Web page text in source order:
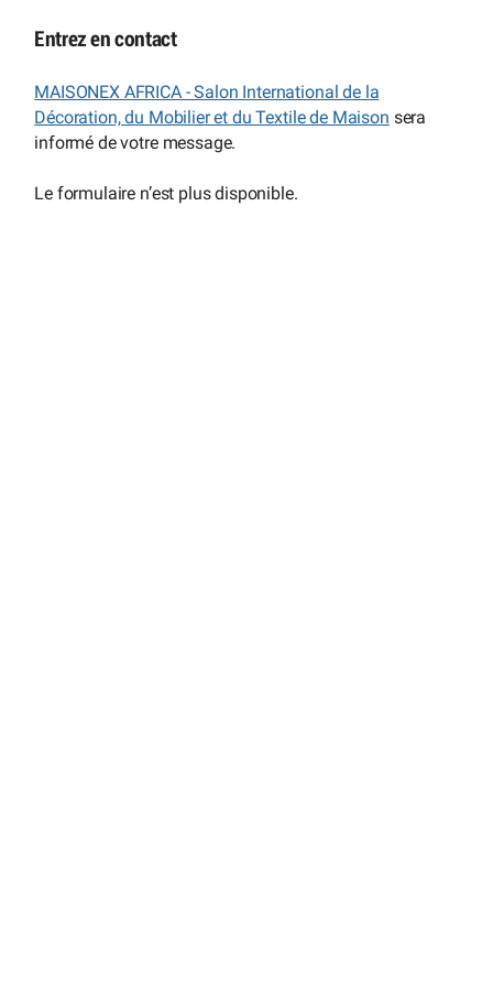
Entrez en contact
MAISONEX AFRICA - Salon International de la
Décoration, du Mobilier et du Textile de Maison sera
informé de votre message.
Le formulaire n’est plus disponible.